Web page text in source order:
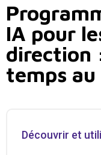
IA pour
direction
temps
Découvrir et